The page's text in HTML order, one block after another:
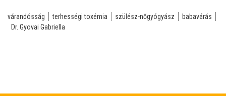
várandósság terhességi toxémia szülész-nőgyógyász
babavárás
Dr. Gyovai Gabriella